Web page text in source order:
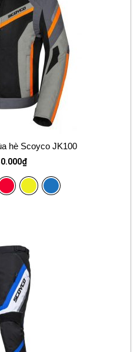
hè Scoyco JK100
₫